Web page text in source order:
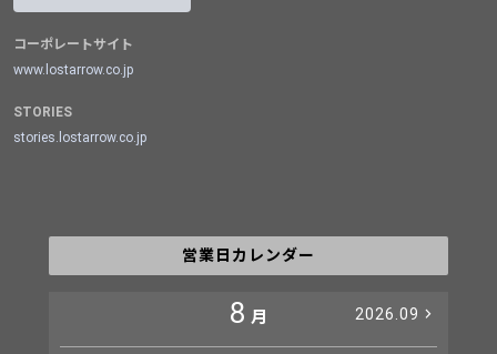
コーポレートサイト
www.lostarrow.co.jp
STORIES
stories.lostarrow.co.jp
営業日カレンダー
8 月 2026.09